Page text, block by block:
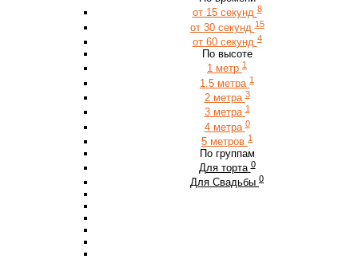
от 15 секунд 8
от 30 секунд 15
от 60 секунд 4
По высоте
1 метр 1
1.5 метра 1
2 метра 3
3 метра 1
4 метра 0
5 метров 1
По группам
Для торта 0
Для Свадьбы 0